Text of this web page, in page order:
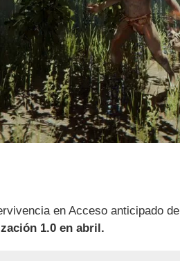
en Acceso anticipado de
1.0 en abril.